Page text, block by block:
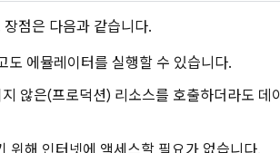
점은 다음과 같습니다.
에뮬레이터를 실행할 수 있습니다.
않은(프로덕션) 리소스를 호출하더라도 데